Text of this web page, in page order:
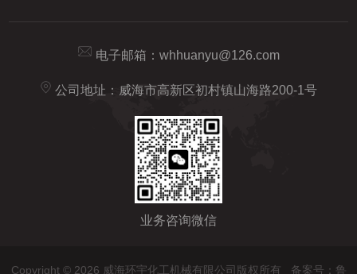
电子邮箱： whhuanyu@126.com
公司地址：威海市高新区初村镇山海路200-1号
业务咨询微信
Copyright © 2026 威海环宇化工机械有限公司版权所有 备案号：鲁